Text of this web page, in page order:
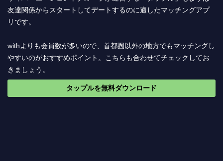
友達関係からスタートしてデートするのに適したマッチングアプ
リです。
withよりも会員数が多いので、首都圏以外の地方でもマッチングし
やすいのがおすすめポイント。こちらも合わせてチェックしてお
きましょう。
タップルを無料ダウンロード